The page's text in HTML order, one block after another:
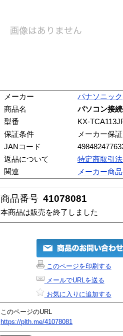
メーカー
パナソニック
商品名
パソコン接
型番
KX-
保証条件
メーカー保証
JANコード
返品について
特定商取引
関連
メーカー商
商品番号 41078081
本商品は販売を終了しました
このページを印刷する
メールでURLを送る
お気に入りに追加する
このページのURL
https://plth.me/41078081